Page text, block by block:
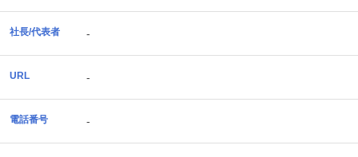
社長/代表者 -
URL -
電話番号 -